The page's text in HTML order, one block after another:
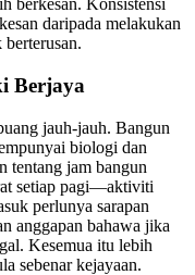
berkesan. Konsistensi
daripada melakukan
berterusan.
Berjaya
jauh-jauh. Bangun
biologi dan
tentang jam bangun
setiap pagi—aktiviti
perlunya sarapan
anggapan bahawa jika
Kesemua itu lebih
sebenar kejayaan.